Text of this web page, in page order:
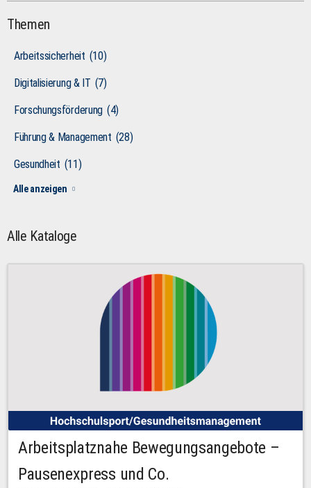
Themen
Arbeitssicherheit (10)
Digitalisierung & IT (7)
Forschungsförderung (4)
Führung & Management (28)
Gesundheit (11)
Alle anzeigen
Alle Kataloge
Arbeitsplatznahe Bewegungsangebote –
Pausenexpress und Co.